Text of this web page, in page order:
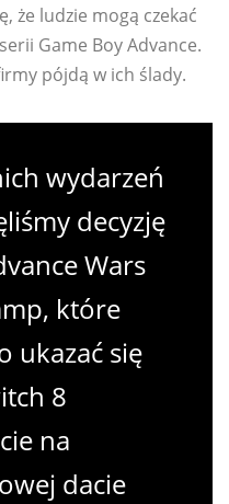
że ludzie mogą czekać
Game Boy Advance.
pójdą w ich ślady.
wydarzeń
decyzję
Wars
które
ukazać się
8
na
dacie